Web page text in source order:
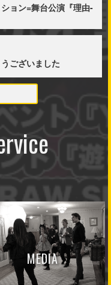
ョン=舞台公演『理由-
ございました
MEDIA